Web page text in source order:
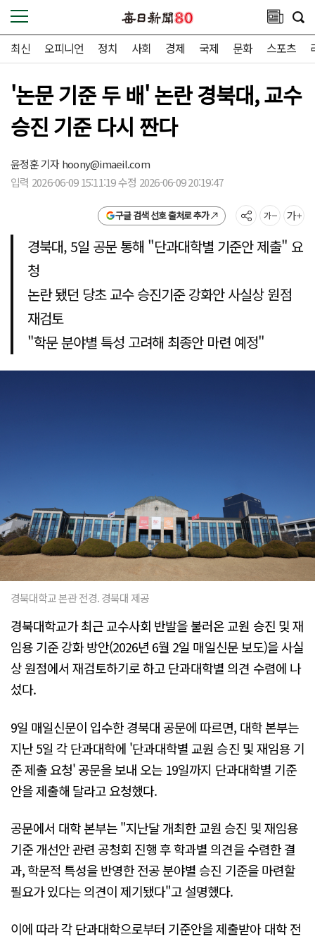
최신 오피니언 정치 사회 경제 국제 문화 스포츠
'논문 기준 두 배' 논란 경북대, 교수
승진 기준 다시 짠다
윤정훈 기자hoony@imaeil.com
입력 2026-06-09 15:11:19 수정 2026-06-09 20:19:47
구글 검색 선호 출처로 추가
경북대, 5일 공문 통해 "단과대학별 기준안 제출" 요
청
논란 됐던 당초 교수 승진기준 강화안 사실상 원점
재검토
"학문 분야별 특성 고려해 최종안 마련 예정"
경북대학교 본관 전경. 경북대 제공
경북대학교가 최근 교수사회 반발을 불러온 교원 승진 및 재
임용 기준 강화 방안(2026년 6월 2일 매일신문 보도)을 사실
상 원점에서 재검토하기로 하고 단과대학별 의견 수렴에 나
섰다.
9일 매일신문이 입수한 경북대 공문에 따르면, 대학 본부는
지난 5일 각 단과대학에 '단과대학별 교원 승진 및 재임용 기
준 제출 요청' 공문을 보내 오는 19일까지 단과대학별 기준
안을 제출해 달라고 요청했다.
공문에서 대학 본부는 "지난달 개최한 교원 승진 및 재임용
기준 개선안 관련 공청회 진행 후 학과별 의견을 수렴한 결
과, 학문적 특성을 반영한 전공 분야별 승진 기준을 마련할
필요가 있다는 의견이 제기됐다"고 설명했다.
이에 따라 각 단과대학으로부터 기준안을 제출받아 대학 전